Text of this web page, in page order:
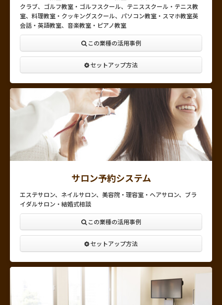
クラブ、ゴルフ教室・ゴルフスクール、テニススクール・テニス教
室、料理教室・クッキングスクール、パソコン教室・スマホ教室英
会話・英語教室、音楽教室・ピアノ教室
この業種の活用事例
セットアップ方法
サロン予約システム
エステサロン、ネイルサロン、美容院・理容室・ヘアサロン、ブラ
イダルサロン・結婚式相談
この業種の活用事例
セットアップ方法